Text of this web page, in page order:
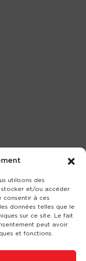
utilisons des
et/ou accéder
consentir à ces
données telles que le
sur ce site. Le fait
peut avoir
et fonctions.